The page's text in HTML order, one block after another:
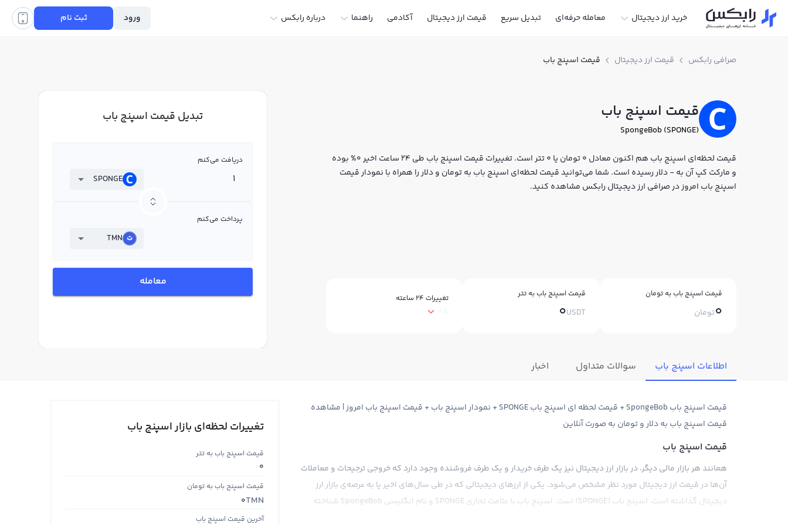
خرید ارز دیجیتال معامله حرفه‌ای تبدیل سریع قیمت ارز دیجیتال آکادمی راهنما درباره رابکس ورود ثبت نام
صرافی رابکس قیمت ارز دیجیتال قیمت اسپنج باب
قیمت اسپنج باب
SpongeBob (SPONGE)
قیمت لحظه‌ای اسپنج باب هم اکنون معادل 0 تومان یا 0 تتر است. تغییرات قیمت اسپنج باب طی 24 ساعت اخیر 0% بوده
و مارکت کپ آن به - دلار رسیده است. شما می‌توانید قیمت لحظه‌ای اسپنج باب به تومان و دلار را همراه با نمودار قیمت
اسپنج باب امروز در صرافی ارز دیجیتال رابکس مشاهده کنید.
قیمت اسپنج باب به تومان
0تومان
قیمت اسپنج باب به تتر
0USDT
تغییرات ۲۴ ساعته
تبدیل قیمت اسپنج باب
دریافت می‌کنم
SPONGE
پرداخت می‌کنم
TMN
معامله
اطلاعات اسپنج باب سوالات متداول اخبار
قیمت اسپنج باب SpongeBob + قیمت لحظه ای اسپنج باب SPONGE + نمودار اسپنج باب + قیمت اسپنج باب امروز | مشاهده
قیمت اسپنج باب به دلار و تومان به صورت آنلاین
قیمت اسپنج باب
همانند هر بازار مالی دیگر، در بازار ارز دیجیتال نیز یک طرف خریدار و یک طرف فروشنده وجود دارد که خروجی ترجیحات و معاملات
آن‌ها در قیمت ارز دیجیتال مورد نظر مشخص می‌شود. یکی از ارزهای دیجیتالی که در طی سال‌های اخیر پا به عرصه‌ی بازار ارز
دیجیتال گذاشته است، اسپنج باب (SPONGE) است. اسپنج باب با علامت تجاری SPONGE و نام انگلیسی SpongeBob شناخته
تغییرات لحظه‌ای بازار اسپنج باب
قیمت اسپنج باب به تتر
0
قیمت اسپنج باب به تومان
TMN
0
آخرین قیمت اسپنج باب